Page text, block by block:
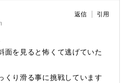
返信 引用
面を見ると怖くて逃げていた
くり滑る事に挑戦しています